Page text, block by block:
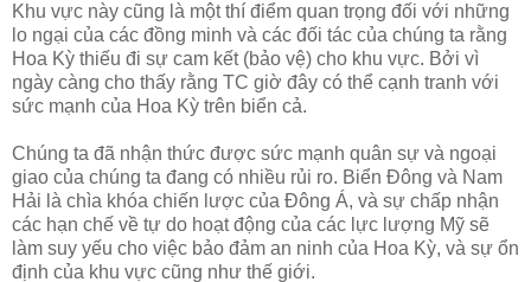
Khu vực này cũng là một thí điểm quan trọng đối với những
lo ngại của các đồng minh và các đối tác của chúng ta rằng
Hoa Kỳ thiếu đi sự cam kết (bảo vệ) cho khu vực. Bởi vì
ngày càng cho thấy rằng TC giờ đây có thể cạnh tranh với
sức mạnh của Hoa Kỳ trên biển cả.
Chúng ta đã nhận thức được sức mạnh quân sự và ngoại
giao của chúng ta đang có nhiều rủi ro. Biển Đông và Nam
Hải là chìa khóa chiến lược của Đông Á, và sự chấp nhận
các hạn chế về tự do hoạt động của các lực lượng Mỹ sẽ
làm suy yếu cho việc bảo đảm an ninh của Hoa Kỳ, và sự ổn
định của khu vực cũng như thế giới.